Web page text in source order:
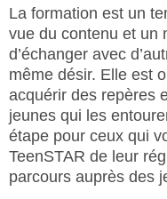
La formation est un
vue du contenu et un
d’échanger avec
même désir. Elle est
acquérir des repères
jeunes qui les
étape pour ceux qui
TeenSTAR de leur
parcours auprès des